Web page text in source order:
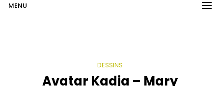
MENU
DESSINS
Avatar Kadja – Mary